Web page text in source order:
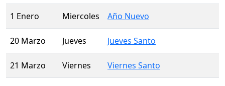
1 Enero Miercoles Año Nuevo
20 Marzo Jueves Jueves Santo
21 Marzo Viernes Viernes Santo